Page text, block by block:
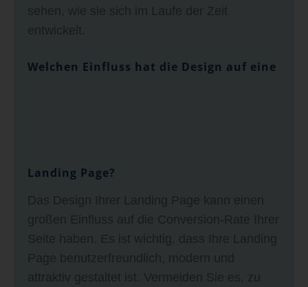
sehen, wie sie sich im Laufe der Zeit
entwickelt.
Welchen Einfluss hat die Design auf eine
Landing Page?
Das Design Ihrer Landing Page kann einen
großen Einfluss auf die Conversion-Rate Ihrer
Seite haben. Es ist wichtig, dass Ihre Landing
Page benutzerfreundlich, modern und
attraktiv gestaltet ist. Vermeiden Sie es, zu